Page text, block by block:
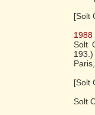
[Solt
1988
Solt
[Solt
Solt